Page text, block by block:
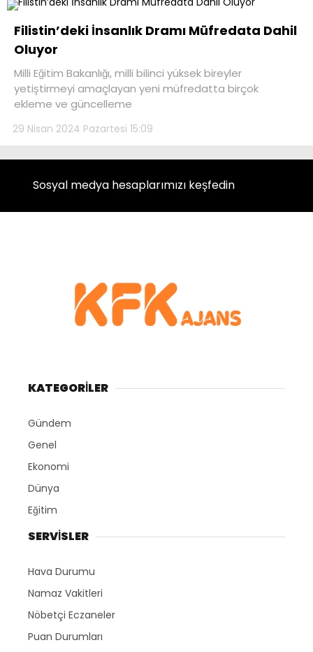
Filistin’deki İnsanlık Dramı Müfredata Dahil
Oluyor
Milli Eğitim Bakanlığı, milli bilinci yüksek bireyler
yetiştirmeyi amaçlayan yeni müfredatta birçok
ekleme ve güncelleme
29 Nisan 2024 Pazartesi 15:09
Sosyal medya hesaplarımızı keşfedin
KATEGORİLER
Gündem
Genel
Ekonomi
Dünya
Eğitim
SERVİSLER
Hava Durumu
Namaz Vakitleri
Nöbetçi Eczaneler
Puan Durumları